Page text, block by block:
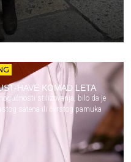
HAVE KOMAD LETA
stilizovanja, bilo da je
satena ili čvrstog pamuka